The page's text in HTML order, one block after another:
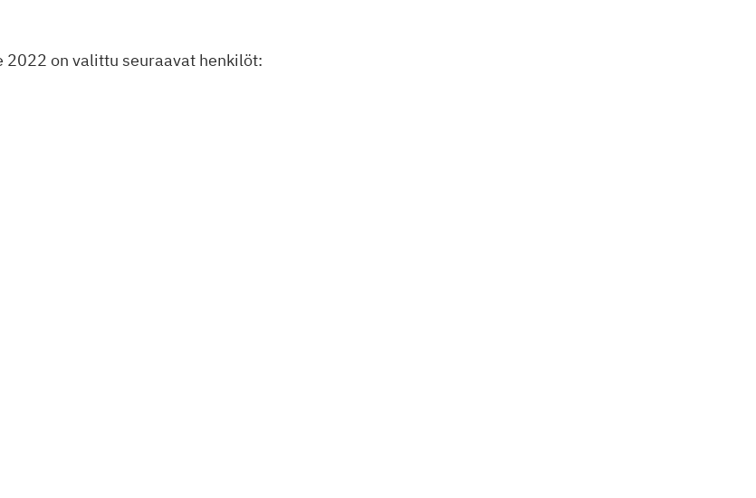
on valittu seuraavat henkilöt: